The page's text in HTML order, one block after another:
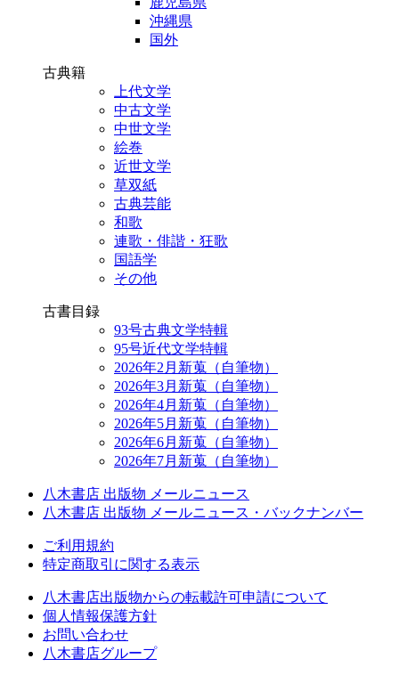
沖縄県
国外
古典籍
上代文学
中古文学
中世文学
絵巻
近世文学
草双紙
古典芸能
和歌
連歌・俳諧・狂歌
国語学
その他
古書目録
93号古典文学特輯
95号近代文学特輯
2026年2月新蒐（自筆物）
2026年3月新蒐（自筆物）
2026年4月新蒐（自筆物）
2026年5月新蒐（自筆物）
2026年6月新蒐（自筆物）
2026年7月新蒐（自筆物）
八木書店 出版物 メールニュース
八木書店 出版物 メールニュース・バックナンバー
ご利用規約
特定商取引に関する表示
八木書店出版物からの転載許可申請について
個人情報保護方針
お問い合わせ
八木書店グループ